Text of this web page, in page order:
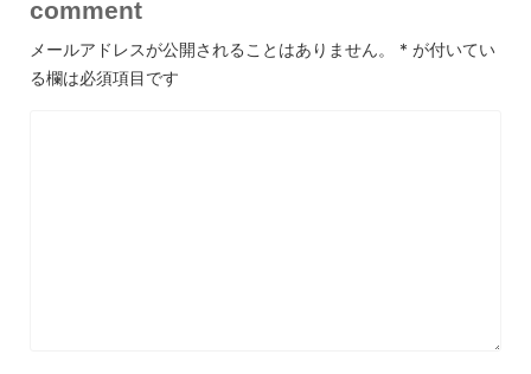
comment
メールアドレスが公開されることはありません。 * が付いてい
る欄は必須項目です